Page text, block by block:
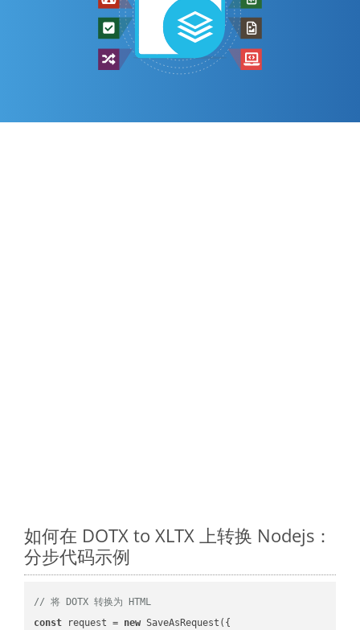
如何在 DOTX to XLTX 上转换 Nodejs：
分步代码示例
// 将 DOTX 转换为 HTML
const request = new SaveAsRequest({